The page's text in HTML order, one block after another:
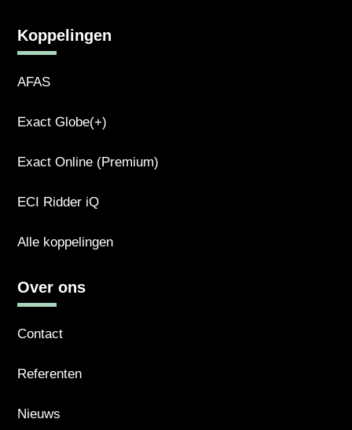
Koppelingen
AFAS
Exact Globe(+)
Exact Online (Premium)
ECI Ridder iQ
Alle koppelingen
Over ons
Contact
Referenten
Nieuws